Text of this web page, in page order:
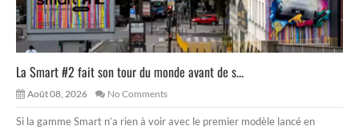
La Smart #2 fait son tour du monde avant de s...
Août 08, 2026 No Comments
Si la gamme Smart n’a rien à voir avec le premier modèle lancé en